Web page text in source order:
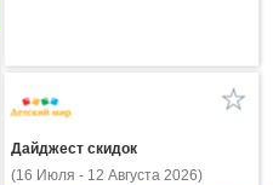
Дайджест скидок
(16 Июля - 12 Августа 2026)